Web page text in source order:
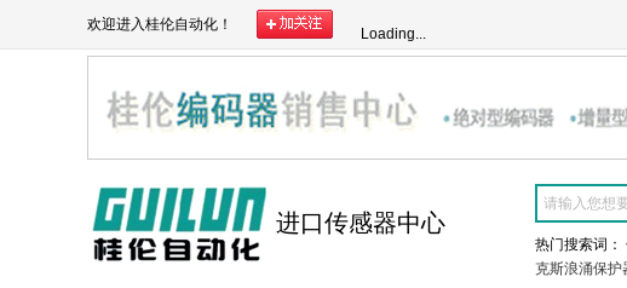
欢迎进入桂伦自动化！
Loading...
进口传感器中心
热门搜索词：
克斯浪涌保护